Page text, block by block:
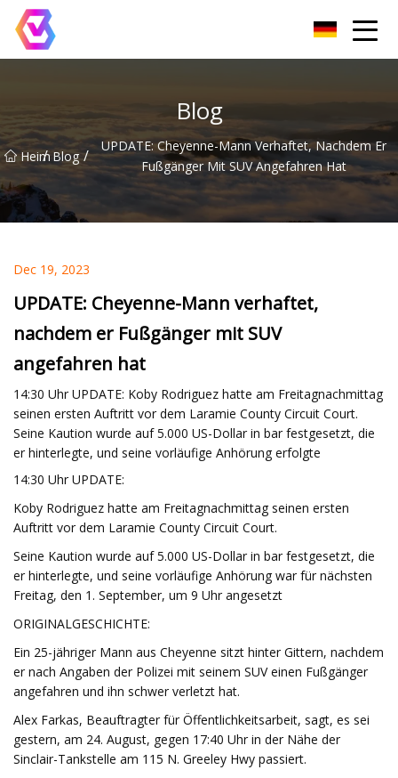
Blog
Heim
/ Blog /
UPDATE: Cheyenne-Mann Verhaftet, Nachdem Er
Fußgänger Mit SUV Angefahren Hat
Dec 19, 2023
UPDATE: Cheyenne-Mann verhaftet,
nachdem er Fußgänger mit SUV
angefahren hat
14:30 Uhr UPDATE: Koby Rodriguez hatte am Freitagnachmittag
seinen ersten Auftritt vor dem Laramie County Circuit Court.
Seine Kaution wurde auf 5.000 US-Dollar in bar festgesetzt, die
er hinterlegte, und seine vorläufige Anhörung erfolgte
14:30 Uhr UPDATE:
Koby Rodriguez hatte am Freitagnachmittag seinen ersten
Auftritt vor dem Laramie County Circuit Court.
Seine Kaution wurde auf 5.000 US-Dollar in bar festgesetzt, die
er hinterlegte, und seine vorläufige Anhörung war für nächsten
Freitag, den 1. September, um 9 Uhr angesetzt
ORIGINALGESCHICHTE:
Ein 25-jähriger Mann aus Cheyenne sitzt hinter Gittern, nachdem
er nach Angaben der Polizei mit seinem SUV einen Fußgänger
angefahren und ihn schwer verletzt hat.
Alex Farkas, Beauftragter für Öffentlichkeitsarbeit, sagt, es sei
gestern, am 24. August, gegen 17:40 Uhr in der Nähe der
Sinclair-Tankstelle am 115 N. Greeley Hwy passiert.